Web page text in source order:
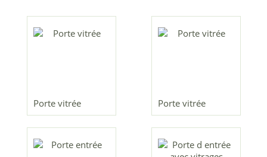
Porte vitrée Porte vitrée